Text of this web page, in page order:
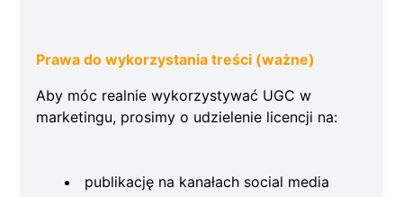
Prawa do wykorzystania treści (ważne)
Aby móc realnie wykorzystywać UGC w
marketingu, prosimy o udzielenie licencji na:
publikację na kanałach social media